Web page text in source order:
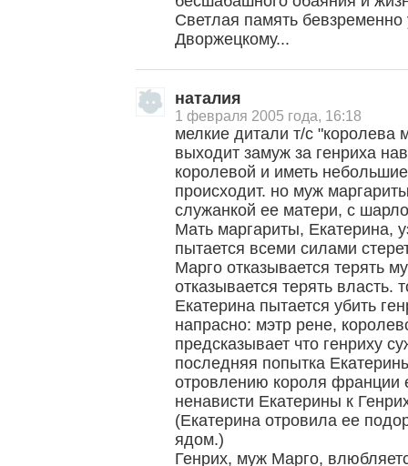
Светлая память
Дворжецкому...
наталия
1 февраля 2005 года, 16:18
мелкие дитали т/с "королева
выходит замуж за генриха
королевой и иметь
происходит. но муж
служанкой ее матери, с
Мать маргариты, Екатерина,
пытается всеми силами
Марго отказывается терять
отказывается терять власть.
Екатерина пытается убить
напрасно: мэтр рене,
предсказывает что генриху
последняя попытка
отровлению короля
ненависти Екатерины к
(Екатерина отровила ее
ядом.)
Генрих, муж Марго,